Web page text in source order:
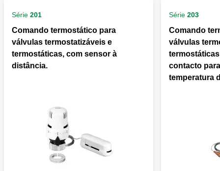
Série 201
Comando termostático para
válvulas termostatizáveis e
termostáticas, com sensor à
distância.
Série 203
Comando
válvulas
contacto
temperatura